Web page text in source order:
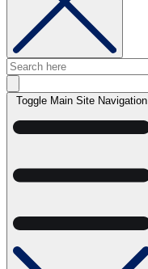
Toggle Main Site Navigation